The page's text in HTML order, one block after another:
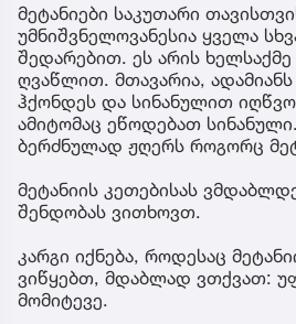
მეტანიები საკუთარი
უმნიშვნელოვანესია ყველა
შედარებით. ეს არის
ღვაწლით. მთავარია,
ჰქონდეს და სინანულით
ამიტომაც ეწოდებათ
ბერძნულად ჟღერს როგორც
მეტანიის კეთებისას
შენდობას ვითხოვთ.
კარგი იქნება, როდესაც
ვიწყებთ, მდაბლად ვთქვათ:
მომიტევე.